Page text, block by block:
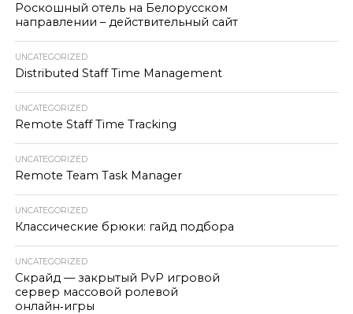
Роскошный отель на Белорусском
направлении – действительный сайт
UNCATEGORIZED
Distributed Staff Time Management
UNCATEGORIZED
Remote Staff Time Tracking
UNCATEGORIZED
Remote Team Task Manager
UNCATEGORIZED
Классические брюки: гайд подбора
UNCATEGORIZED
Скрайд — закрытый PvP игровой
сервер массовой ролевой
онлайн‑игры